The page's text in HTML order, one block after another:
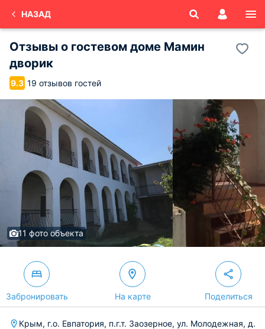
НАЗАД
Отзывы о гостевом доме Мамин
дворик
9.3 19 отзывов гостей
11 фото объекта
Забронировать На карте Поделиться
Крым, г.о. Евпатория, п.г.т. Заозерное, ул. Молодежная, д.